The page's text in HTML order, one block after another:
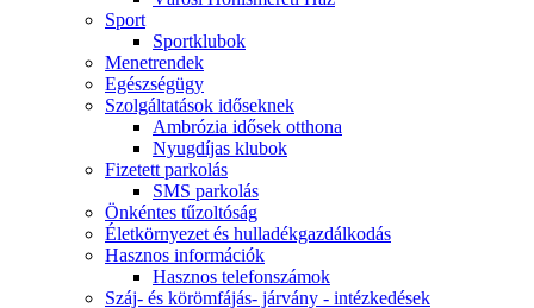
Sport
Sportklubok
Menetrendek
Egészségügy
Szolgáltatások időseknek
Ambrózia idősek otthona
Nyugdíjas klubok
Fizetett parkolás
SMS parkolás
Önkéntes tűzoltóság
Életkörnyezet és hulladékgazdálkodás
Hasznos információk
Hasznos telefonszámok
Száj- és körömfájás- járvány - intézkedések